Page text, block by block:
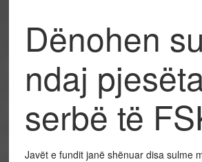
Dënohen
ndaj
serbë të
Javët e fundit janë shënuar disa sulme